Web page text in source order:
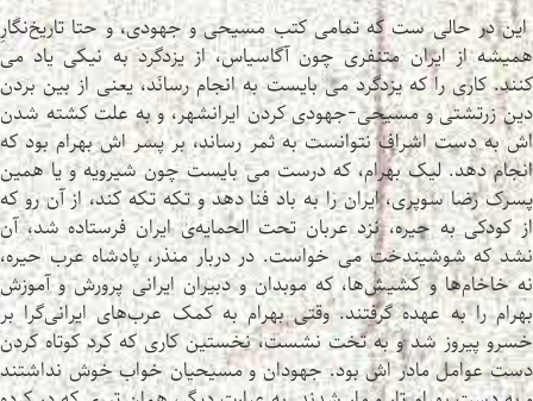
این در حالی ست که تمامی کتب مسیحی و جهودی، و حتا تاریخ‌نگارِ
همیشه از ایران متنفری چون آگاسیاس، از یزدگرد به نیکی یاد می
کنند. کاری را که یزدگرد می بایست به انجام رسانَد، یعنی از بین بردن
دین زرتشتی و مسیحی-جهودی کردن ایرانشهر، و به علت کشته شدن
اش به دست اشراف نتوانست به ثمر رساند، بر پسر اش بهرام بود که
انجام دهد. لیک بهرام، که درست می بایست چون شیرویه و یا همین
پسرک رضا سوپری، ایران را به باد فنا دهد و تکه تکه کند، از آن رو که
از کودکی به حیره، نزد عربان تحت الحمایه‌ی ایران فرستاده شد، آن
نشد که شوشیندخت می خواست. در دربار منذر، پادشاه عرب حیره،
نه خاخام‌ها و کشیش‌ها، که موبدان و دبیران ایرانی پرورش و آموزش
بهرام را به عهده گرفتند. وقتی بهرام به کمک عرب‌های ایرانی‌گرا بر
خسرو پیروز شد و به تخت نشست، نخستین کاری که کرد کوتاه کردن
دست عوامل مادر اش بود. جهودان و مسیحیان خواب خوش نداشتند